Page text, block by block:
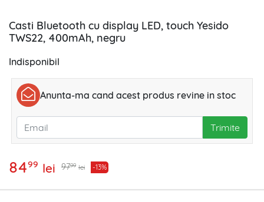
Casti Bluetooth cu display LED, touch Yesido
TWS22, 400mAh, negru
Indisponibil
Anunta-ma cand acest produs revine in stoc
Trimite
8499 lei 9799 lei -13%